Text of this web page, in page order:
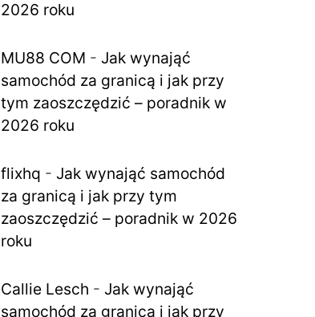
2026 roku
MU88 COM - Jak wynająć
samochód za granicą i jak przy
tym zaoszczędzić – poradnik w
2026 roku
flixhq - Jak wynająć samochód
za granicą i jak przy tym
zaoszczędzić – poradnik w 2026
roku
Callie Lesch - Jak wynająć
samochód za granicą i jak przy